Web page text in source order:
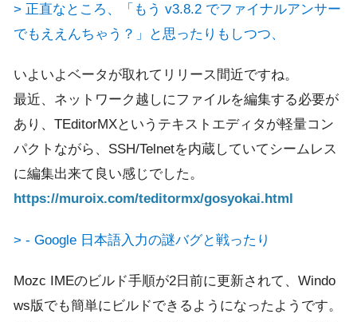
> 正直なところ、「もう v3.8.2 でファイナルアンサー
でもええんちゃう？」と思ったりもしつつ、
いよいよベータが取れてリリース間近ですね。
最近、ネットワーク越しにファイルを編集する必要が
あり、TEditorMXというテキストエディタが軽量コン
パクトながら、SSH/Telnetを内蔵していてシームレス
に編集出来て良い感じでした。
https://muroix.com/teditormx/gosyokai.html
> - Google 日本語入力の謎バグと戦ったり
Mozc IMEのビルド手順が2日前に更新されて、Windo
ws版でも簡単にビルドできるようになったようです。